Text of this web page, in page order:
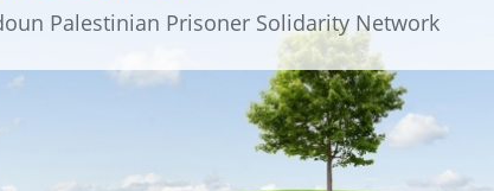
Palestinian Prisoner Solidarity Network